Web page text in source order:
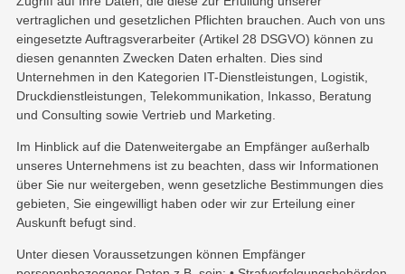
vertraglichen und gesetzlichen Pflichten brauchen. Auch von uns
eingesetzte Auftragsverarbeiter (Artikel 28 DSGVO) können zu
diesen genannten Zwecken Daten erhalten. Dies sind
Unternehmen in den Kategorien IT-Dienstleistungen, Logistik,
Druckdienstleistungen, Telekommunikation, Inkasso, Beratung
und Consulting sowie Vertrieb und Marketing.
Im Hinblick auf die Datenweitergabe an Empfänger außerhalb
unseres Unternehmens ist zu beachten, dass wir Informationen
über Sie nur weitergeben, wenn gesetzliche Bestimmungen dies
gebieten, Sie eingewilligt haben oder wir zur Erteilung einer
Auskunft befugt sind.
Unter diesen Voraussetzungen können Empfänger